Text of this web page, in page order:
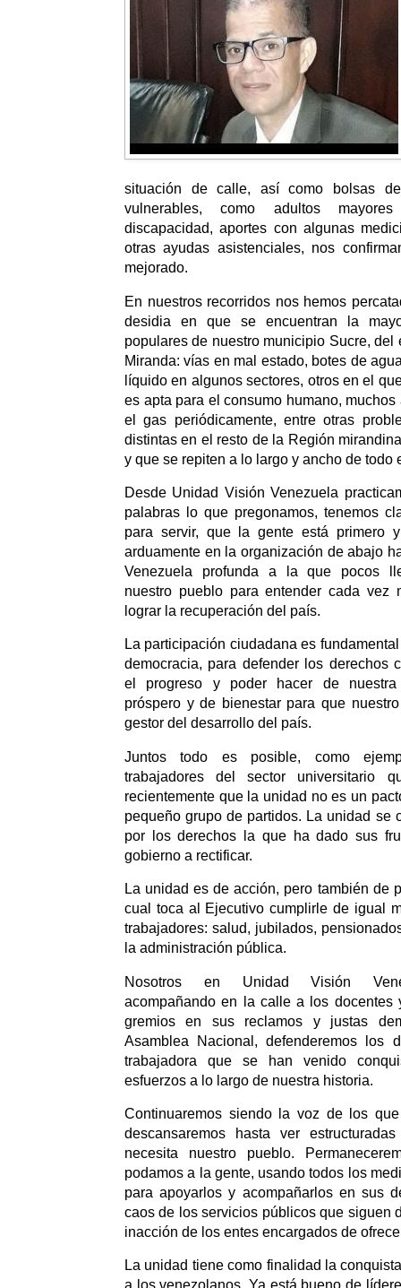
situación de calle, así como bolsas
vulnerables, como adultos
discapacidad, aportes con algunas
otras ayudas asistenciales, nos
mejorado.
En nuestros recorridos nos hemos
desidia en que se encuentran la
populares de nuestro municipio Sucre, del
Miranda: vías en mal estado, botes de
líquido en algunos sectores, otros en el
es apta para el consumo humano,
el gas periódicamente, entre otras
distintas en el resto de la Región
y que se repiten a lo largo y ancho de todo
Desde Unidad Visión Venezuela
palabras lo que pregonamos, tenemos
para servir, que la gente está primero
arduamente en la organización de abajo
Venezuela profunda a la que pocos
nuestro pueblo para entender cada vez
lograr la recuperación del país.
La participación ciudadana es
democracia, para defender los derechos
el progreso y poder hacer de
próspero y de bienestar para que
gestor del desarrollo del país.
Juntos todo es posible, como
trabajadores del sector universitario
recientemente que la unidad no es un
pequeño grupo de partidos. La unidad se
por los derechos la que ha dado sus
gobierno a rectificar.
La unidad es de acción, pero también de
cual toca al Ejecutivo cumplirle de igual
trabajadores: salud, jubilados,
la administración pública.
Nosotros en Unidad Visión
acompañando en la calle a los docentes
gremios en sus reclamos y justas
Asamblea Nacional, defenderemos los
trabajadora que se han venido
esfuerzos a lo largo de nuestra historia.
Continuaremos siendo la voz de los
descansaremos hasta ver
necesita nuestro pueblo.
podamos a la gente, usando todos los
para apoyarlos y acompañarlos en sus
caos de los servicios públicos que siguen
inacción de los entes encargados de
La unidad tiene como finalidad la